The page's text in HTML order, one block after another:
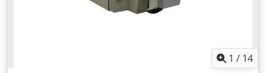
1 / 14